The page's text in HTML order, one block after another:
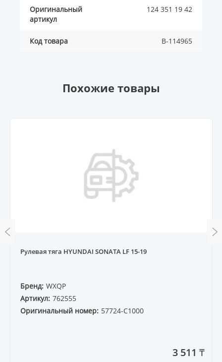
Оригинальный
артикул
124 351 19 42
Код товара B-114965
Похожие товары
Рулевая тяга HYUNDAI SONATA LF 15-19
Бренд: WXQP
Артикул: 762555
Оригинальный номер: 57724-C1000
3 511 ₸